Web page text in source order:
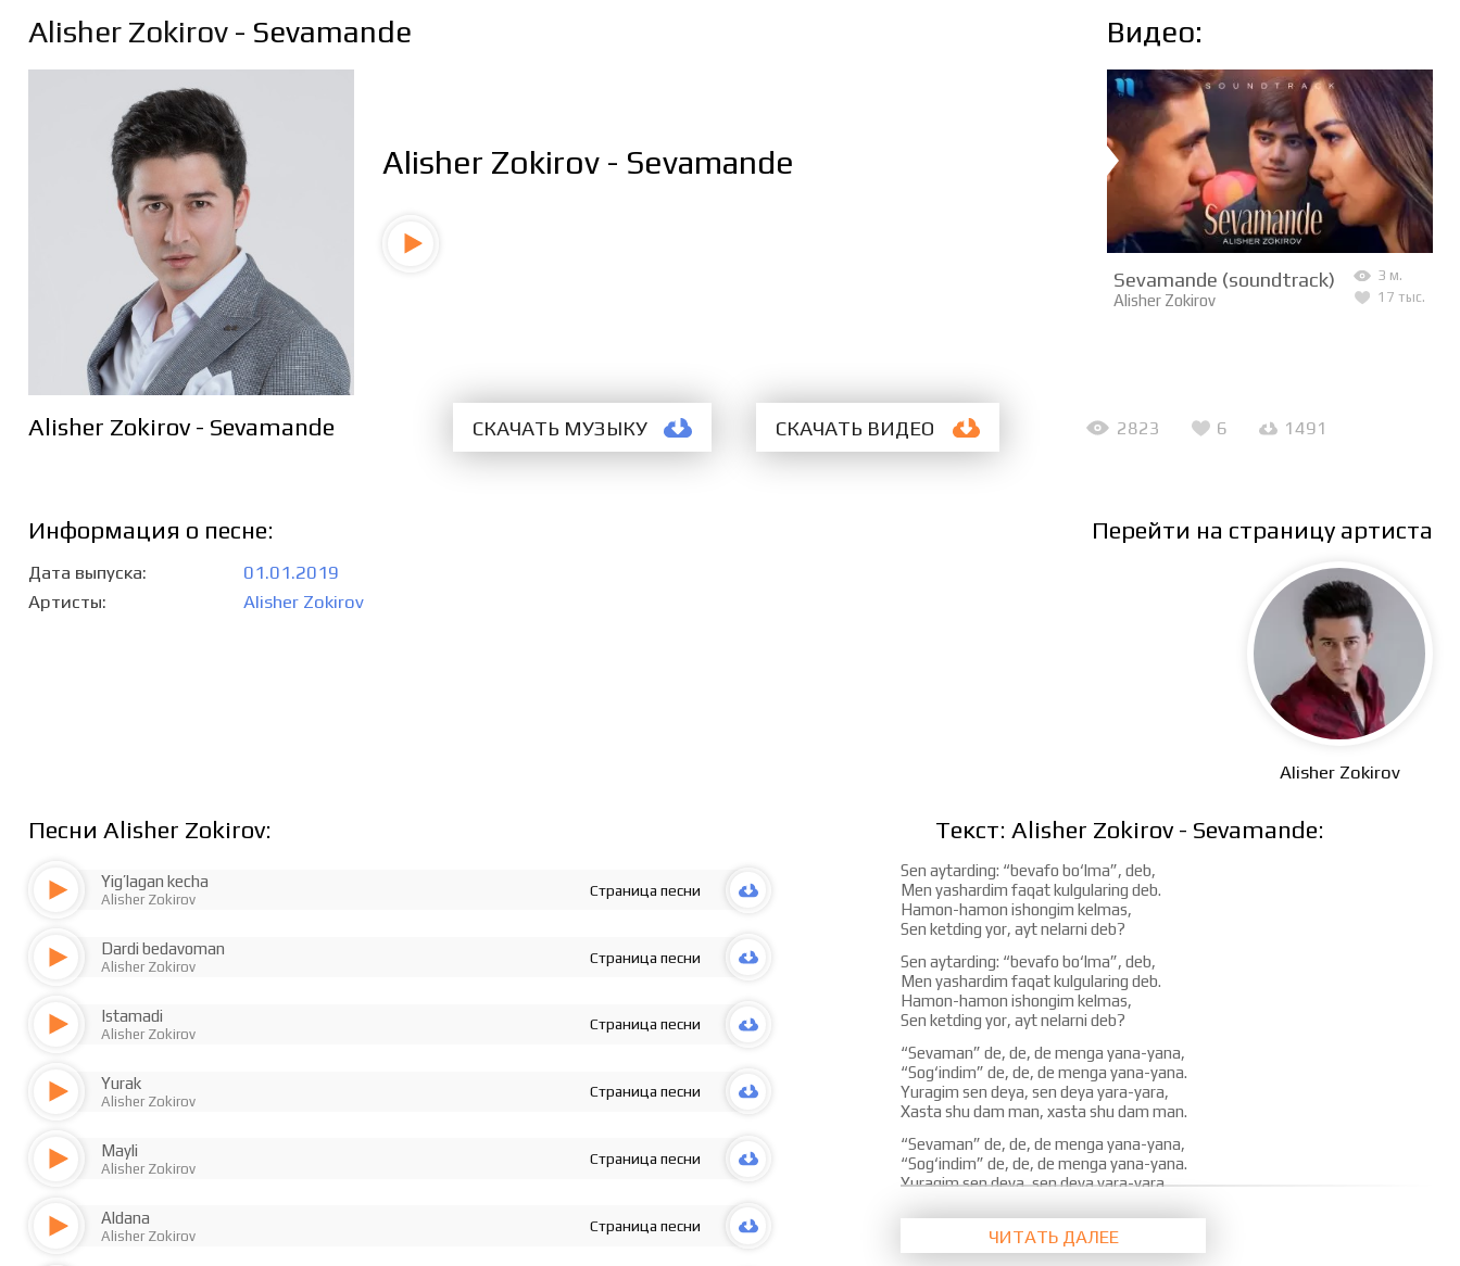
Alisher Zokirov- Sevamande
Alisher Zokirov - Sevamande
Видео:
3 м.
17 тыс.
Sevamande (soundtrack)
Alisher Zokirov
Alisher Zokirov - Sevamande СКАЧАТЬ МУЗЫКУ СКАЧАТЬ ВИДЕО 2823 6 1491
Информация о песне:
Дата выпуска
01.01.2019
Артисты
Alisher Zokirov
Перейти на страницу артиста
Alisher Zokirov
Песни Alisher Zokirov:
Yig’lagan kecha
Alisher Zokirov
Страница песни
Dardi bedavoman
Alisher Zokirov
Страница песни
Istamadi
Alisher Zokirov
Страница песни
Yurak
Alisher Zokirov
Страница песни
Mayli
Alisher Zokirov
Страница песни
Aldana
Alisher Zokirov
Страница песни
Текст: Alisher Zokirov - Sevamande:
Sen aytarding: “bevafo bo‘lma”, deb,
Men yashardim faqat kulgularing deb.
Hamon-hamon ishongim kelmas,
Sen ketding yor, ayt nelarni deb?
Sen aytarding: “bevafo bo‘lma”, deb,
Men yashardim faqat kulgularing deb.
Hamon-hamon ishongim kelmas,
Sen ketding yor, ayt nelarni deb?
“Sevaman” de, de, de menga yana-yana,
“Sog‘indim” de, de, de menga yana-yana.
Yuragim sen deya, sen deya yara-yara,
Xasta shu dam man, xasta shu dam man.
“Sevaman” de, de, de menga yana-yana,
“Sog‘indim” de, de, de menga yana-yana.
Yuragim sen deya, sen deya yara-yara,
O‘zgarding ayt, nega sen bunchalar?
Yolg‘onlaring yuragimga sanchilar.
ЧИТАТЬ ДАЛЕЕ